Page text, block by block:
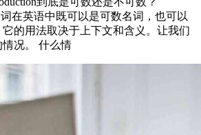
在英语中既可以是可数名词，也可以
的用法取决于上下文和含义。让我们
况。 什么情